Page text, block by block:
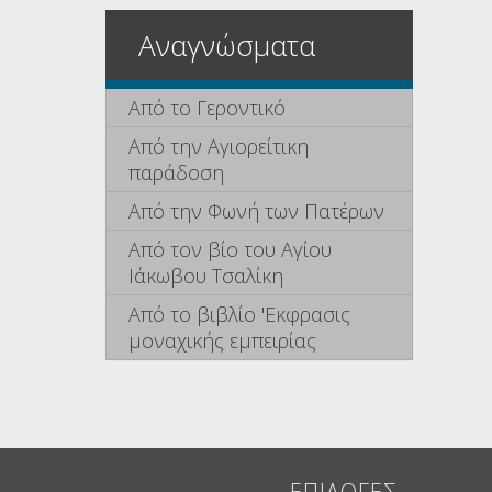
Αναγνώσματα
Από το Γεροντικό
Από την Αγιορείτικη
παράδοση
Από την Φωνή των Πατέρων
Από τον βίο του Αγίου
Ιάκωβου Τσαλίκη
Από το βιβλίο 'Εκφρασις
μοναχικής εμπειρίας